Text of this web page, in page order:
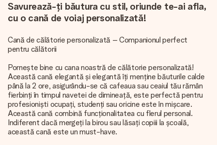
Savurează-ți băutura cu stil, oriunde te-ai afla,
cu o cană de voiaj personalizată!
Cană de călătorie personalizată – Companionul perfect
pentru călătorii
Pornește bine cu cana noastră de călătorie personalizată!
Această cană elegantă și elegantă îți menține băuturile calde
până la 2 ore, asigurându-se că cafeaua sau ceaiul tău rămân
fierbinți în timpul navetei de dimineață, este perfectă pentru
profesioniști ocupați, studenți sau oricine este în mișcare.
Această cană combină funcționalitatea cu flerul personal.
Indiferent dacă mergeți la birou sau lăsați copiii la școală,
această cană este un must-have.